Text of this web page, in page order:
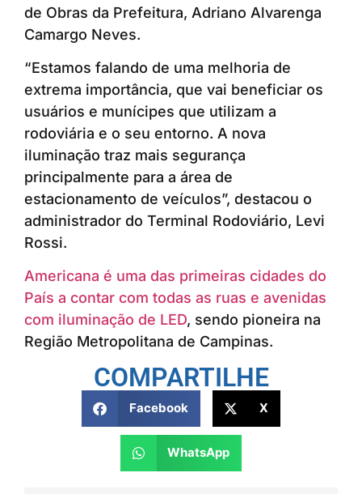
de Obras da Prefeitura, Adriano Alvarenga
Camargo Neves.
“Estamos falando de uma melhoria de
extrema importância, que vai beneficiar os
usuários e munícipes que utilizam a
rodoviária e o seu entorno. A nova
iluminação traz mais segurança
principalmente para a área de
estacionamento de veículos”, destacou o
administrador do Terminal Rodoviário, Levi
Rossi.
Americana é uma das primeiras cidades do
País a contar com todas as ruas e avenidas
com iluminação de LED, sendo pioneira na
Região Metropolitana de Campinas.
COMPARTILHE
Facebook X
WhatsApp